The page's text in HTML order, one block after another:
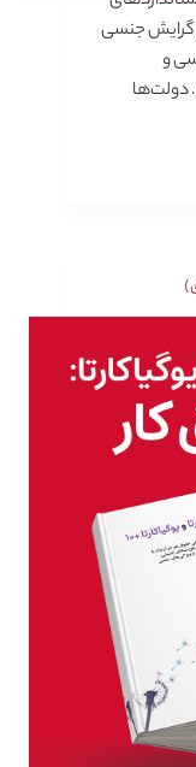
گرایش جنسی
و
دولت‌ها